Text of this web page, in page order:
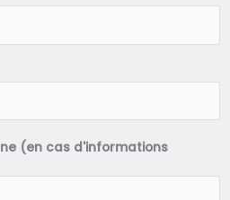
(en cas d'informations